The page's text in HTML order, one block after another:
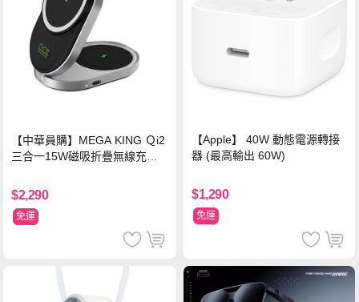
【中華員購】MEGA KING Ｑi2
三合一15W磁吸折疊無線充電
$2,290
免運
【Apple】 40W 動態電源轉接
器 (最高輸出 60W)
$1,290
免運